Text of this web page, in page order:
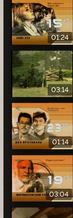
01:24
03:14
01:14
03:04